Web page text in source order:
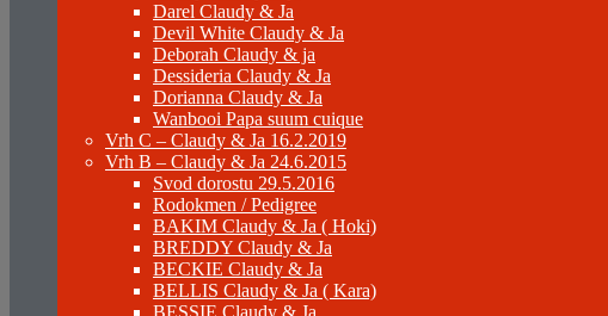
Darel Claudy & Ja
Devil White Claudy & Ja
Deborah Claudy & ja
Dessideria Claudy & Ja
Dorianna Claudy & Ja
Wanbooi Papa suum cuique
Vrh C – Claudy & Ja 16.2.2019
Vrh B – Claudy & Ja 24.6.2015
Svod dorostu 29.5.2016
Rodokmen / Pedigree
BAKIM Claudy & Ja ( Hoki)
BREDDY Claudy & Ja
BECKIE Claudy & Ja
BELLIS Claudy & Ja ( Kara)
BESSIE Claudy & Ja